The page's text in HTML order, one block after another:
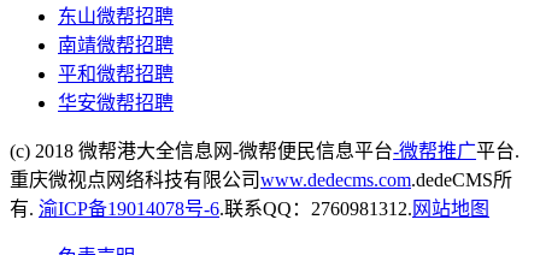
东山微帮招聘
南靖微帮招聘
平和微帮招聘
华安微帮招聘
(c) 2018 微帮港大全信息网-微帮便民信息平台-微帮推广平台.
重庆微视点网络科技有限公司www.dedecms.com.dedeCMS所
有. 渝ICP备19014078号-6.联系QQ：2760981312. 网站地图